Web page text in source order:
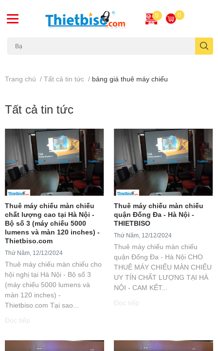
0 0
Trang chủ / Tất cả tin tức / bảng giá thuê máy chiếu
Tất cả tin tức
Thuê máy chiếu màn chiếu
chất lượng cao tại Hà Nội -
Bộ số 3 (máy chiếu 5000
lumens và màn 120 inches) -
Thietbiso.com
Thứ Năm, 12/12/2024
Thuê máy chiếu màn chiếu cho
hội nghị tại Hà Nội - Bộ số 3
(máy chiếu 5000 lumens và
màn 120 inches) -
Thietbiso.com Tại sao...
Đọc tiếp
Thuê máy chiếu màn chiếu
quận Đống Đa - Hà Nội -
THIETBISO
Thứ Năm, 12/12/2024
Thuê máy chiếu màn chiếu
quận Đống Đa - Hà Nội CHO
THUÊ MÁY CHIẾU MÀN CHIẾU
UY TÍN CHẤT LƯỢNG TẠI HÀ
NỘI - CAM KẾT...
Đọc tiếp